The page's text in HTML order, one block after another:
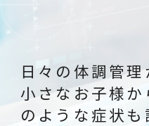
日々の体調管
小さなお子様
のような症状
日々の体調管
小さなお子様
のような症状
日々の体調管
小さなお子様
のような症状